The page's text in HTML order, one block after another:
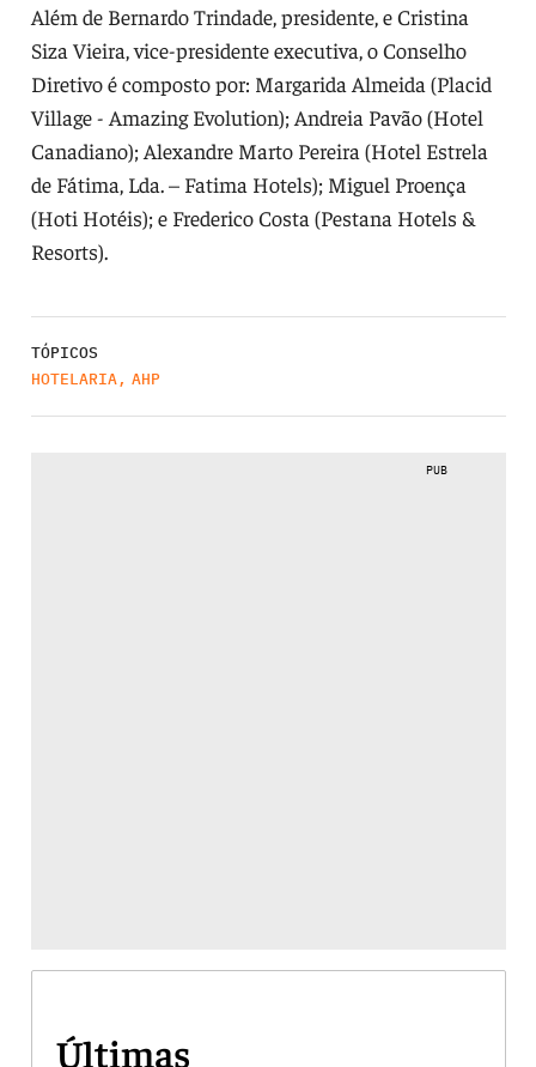
Além de Bernardo Trindade, presidente, e Cristina
Siza Vieira, vice-presidente executiva, o Conselho
Diretivo é composto por: Margarida Almeida (Placid
Village - Amazing Evolution); Andreia Pavão (Hotel
Canadiano); Alexandre Marto Pereira (Hotel Estrela
de Fátima, Lda. – Fatima Hotels); Miguel Proença
(Hoti Hotéis); e Frederico Costa (Pestana Hotels &
Resorts).
TÓPICOS
HOTELARIA, AHP
PUB
Últimas